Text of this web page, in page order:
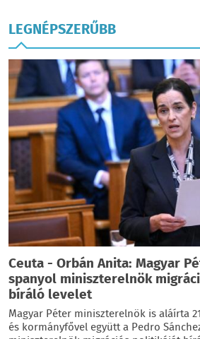
LEGNÉPSZERŰBB
Ceuta - Orbán Anita: Magyar
spanyol miniszterelnök
bíráló levelet
Magyar Péter miniszterelnök is aláírta
és kormányfővel együtt a Pedro